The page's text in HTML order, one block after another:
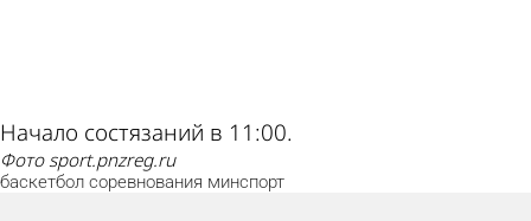
Начало состязаний в 11:00.
фото sport.pnzreg.ru
баскетбол соревнования минспорт